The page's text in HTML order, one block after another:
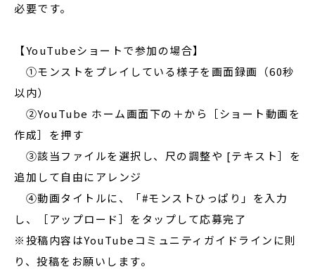
必要です。
【YouTubeショートで参加の場合】
①モンストをプレイしている様子を画面録画（60秒
以内）
②YouTube ホーム画面下の＋から［ショート動画を
作成］を押す
③該当ファイルを選択し、尺の調整や [テキスト］を
追加して自由にアレンジ
④動画タイトルに、「#モンストひっぱり」を入力
し、［アップロード］をタップして応募完了
※投稿内容はYouTubeコミュニティガイドラインに則
り、投稿をお願いします。